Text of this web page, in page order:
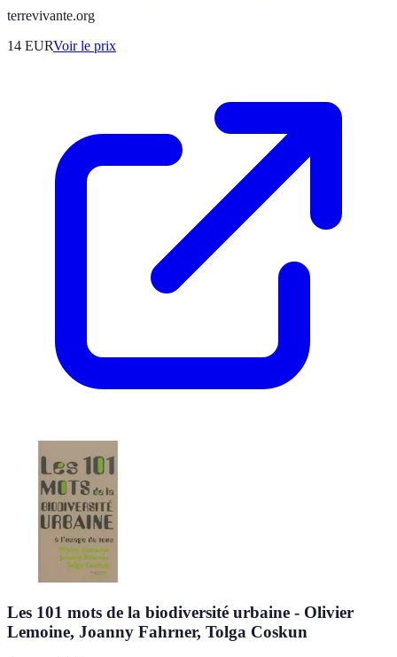
terrevivante.org
14 EURVoir le prix
Les 101 mots de la biodiversité urbaine - Olivier
Lemoine, Joanny Fahrner, Tolga Coskun